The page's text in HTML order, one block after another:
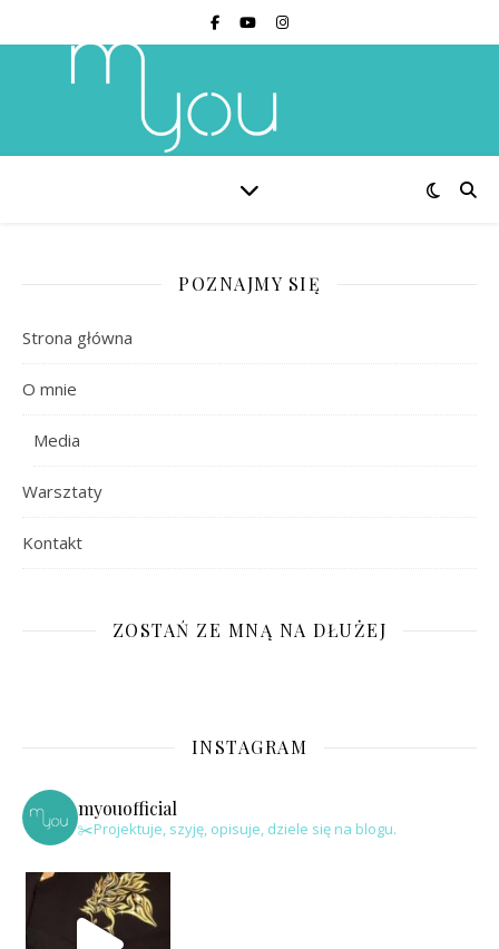
POZNAJMY SIĘ
Strona główna
O mnie
Media
Warsztaty
Kontakt
ZOSTAŃ ZE MNĄ NA DŁUŻEJ
INSTAGRAM
myouofficial
✂️Projektuje, szyję, opisuje, dziele się na blogu.